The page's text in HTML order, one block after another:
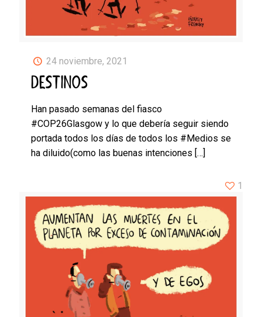
24 noviembre, 2021
DESTINOS
Han pasado semanas del fiasco
#COP26Glasgow y lo que debería seguir siendo
portada todos los días de todos los #Medios se
ha diluido(como las buenas intenciones […]
1